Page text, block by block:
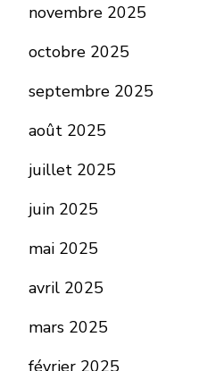
novembre 2025
octobre 2025
septembre 2025
août 2025
juillet 2025
juin 2025
mai 2025
avril 2025
mars 2025
février 2025